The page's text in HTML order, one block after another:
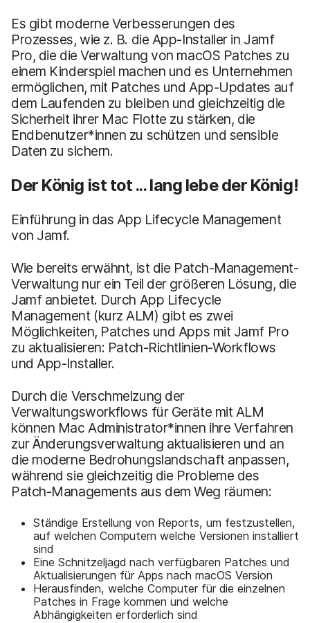
Es gibt moderne Verbesserungen des
Prozesses, wie z. B. die App-Installer in Jamf
Pro, die die Verwaltung von macOS Patches zu
einem Kinderspiel machen und es Unternehmen
ermöglichen, mit Patches und App-Updates auf
dem Laufenden zu bleiben und gleichzeitig die
Sicherheit ihrer Mac Flotte zu stärken, die
Endbenutzer*innen zu schützen und sensible
Daten zu sichern.
Der König ist tot ... lang lebe der König!
Einführung in das App Lifecycle Management
von Jamf.
Wie bereits erwähnt, ist die Patch-Management-
Verwaltung nur ein Teil der größeren Lösung, die
Jamf anbietet. Durch App Lifecycle
Management (kurz ALM) gibt es zwei
Möglichkeiten, Patches und Apps mit Jamf Pro
zu aktualisieren: Patch-Richtlinien-Workflows
und App-Installer.
Durch die Verschmelzung der
Verwaltungsworkflows für Geräte mit ALM
können Mac Administrator*innen ihre Verfahren
zur Änderungsverwaltung aktualisieren und an
die moderne Bedrohungslandschaft anpassen,
während sie gleichzeitig die Probleme des
Patch-Managements aus dem Weg räumen:
Ständige Erstellung von Reports, um festzustellen,
auf welchen Computern welche Versionen installiert
sind
Eine Schnitzeljagd nach verfügbaren Patches und
Aktualisierungen für Apps nach macOS Version
Herausfinden, welche Computer für die einzelnen
Patches in Frage kommen und welche
Abhängigkeiten erforderlich sind